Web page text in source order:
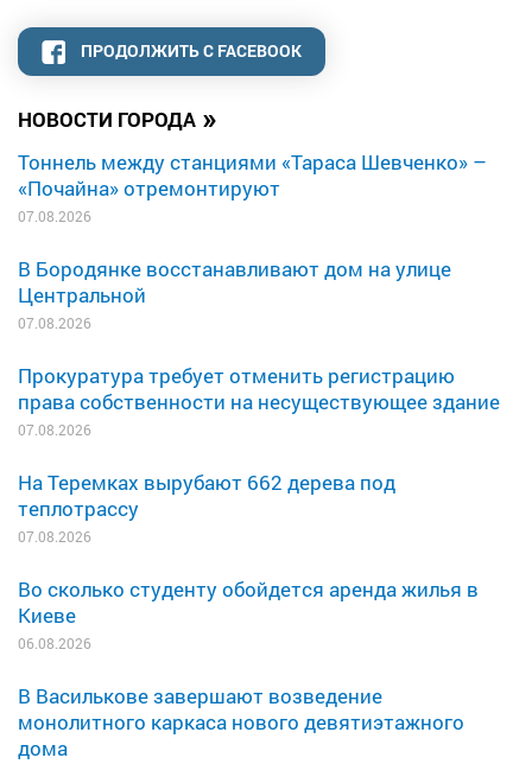
НОВОСТИ ГОРОДА »
Тоннель между станциями «Тараса Шевченко» –
«Почайна» отремонтируют
07.08.2026
В Бородянке восстанавливают дом на улице
Центральной
07.08.2026
Прокуратура требует отменить регистрацию
права собственности на несуществующее здание
07.08.2026
На Теремках вырубают 662 дерева под
теплотрассу
07.08.2026
Во сколько студенту обойдется аренда жилья в
Киеве
06.08.2026
В Василькове завершают возведение
монолитного каркаса нового девятиэтажного
дома
ПРОДОЛЖИТЬ С FACEBOOK